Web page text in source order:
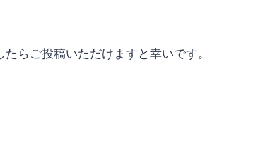
らご投稿いただけますと幸いです。